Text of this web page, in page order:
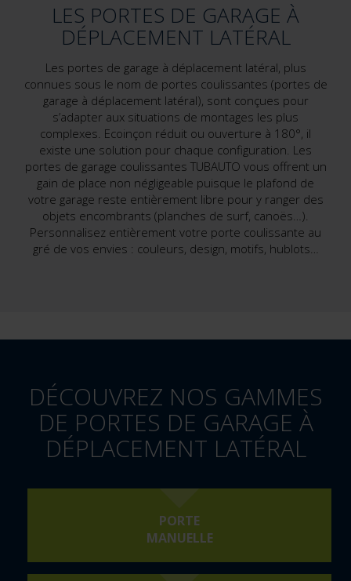
LES PORTES DE GARAGE À
DÉPLACEMENT LATÉRAL
Les portes de garage à déplacement latéral, plus
connues sous le nom de portes coulissantes (portes de
garage à déplacement latéral), sont conçues pour
s’adapter aux situations de montages les plus
complexes. Ecoinçon réduit ou ouverture à 180°, il
existe une solution pour chaque configuration. Les
portes de garage coulissantes TUBAUTO vous offrent un
gain de place non négligeable puisque le plafond de
votre garage reste entièrement libre pour y ranger des
objets encombrants (planches de surf, canoës…).
Personnalisez entièrement votre porte coulissante au
gré de vos envies : couleurs, design, motifs, hublots…
DÉCOUVREZ NOS GAMMES
DE PORTES DE GARAGE À
DÉPLACEMENT LATÉRAL
PORTE
MANUELLE